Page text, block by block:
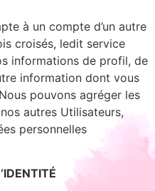
à un compte d’un autre
croisés, ledit service
informations de profil, de
information dont vous
pouvons agréger les
autres Utilisateurs,
personnelles